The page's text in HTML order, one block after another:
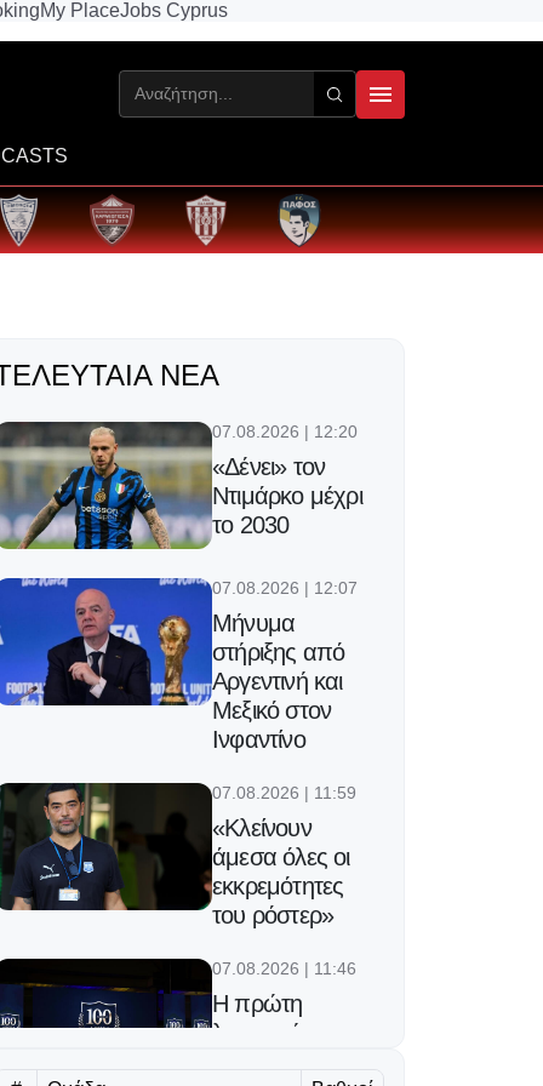
My PlaceJobs Cyprus
ΝΈΑ
07.08.2026 | 12:20
«Δένει» τον
Ντιμάρκο μέχρι
το 2030
07.08.2026 | 12:07
Μήνυμα
στήριξης από
Αργεντινή και
Μεξικό στον
Ινφαντίνο
07.08.2026 | 11:59
«Κλείνουν
άμεσα όλες οι
εκκρεμότητες
του ρόστερ»
07.08.2026 | 11:46
Η πρώτη
λαμπερή